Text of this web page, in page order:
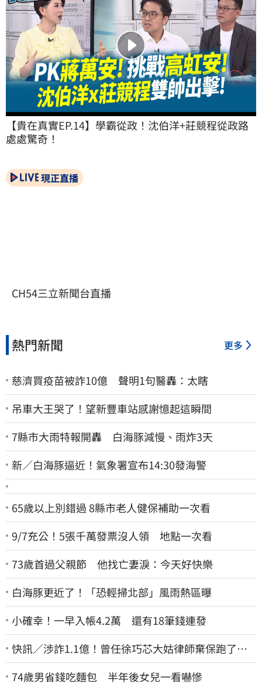
【貴在真實EP.14】學霸從政！沈伯洋+莊競程從政路
處處驚奇！
現正直播
CH54三立新聞台直播
熱門新聞 更多
慈濟買疫苗被詐10億 聲明1句醫轟：太瞎
吊車大王哭了！望新豐車站感謝憶起這瞬間
7縣市大雨特報開轟 白海豚減慢、雨炸3天
新／白海豚逼近！氣象署宣布14:30發海警
65歲以上別錯過 8縣市老人健保補助一次看
9/7充公！5張千萬發票沒人領 地點一次看
73歲首過父親節 他找亡妻淚：今天好快樂
白海豚更近了！「恐輕掃北部」風雨熱區曝
小確幸！一早入帳4.2萬 還有18筆錢連發
快訊／涉詐1.1億！曾任徐巧芯大姑律師棄保跑了…
媽也離境 桃檢發通緝
74歲男省錢吃麵包 半年後女兒一看嚇慘